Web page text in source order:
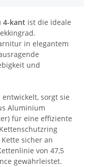
4-kant ist die ideale
in elegantem
und
sorgt sie
Aluminium
für eine effiziente
sicher an
von 47,5
gewährleistet.